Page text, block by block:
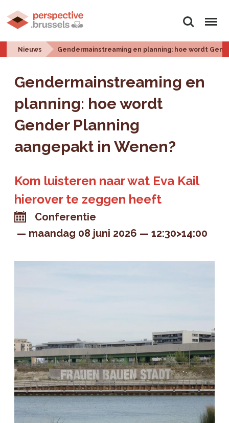
Zoeken Menu
Nieuws Gendermainstreaming en planning: hoe wordt
Gendermainstreaming en
planning: hoe wordt
Gender Planning
aangepakt in Wenen?
Kom luisteren naar wat Eva Kail
hierover te zeggen heeft
Conferentie
maandag 08 juni 2026
12:30>14:00